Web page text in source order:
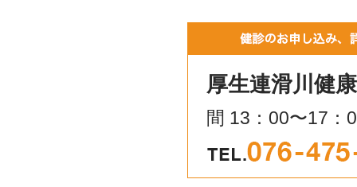
厚生連滑川健
間 13：00〜17：